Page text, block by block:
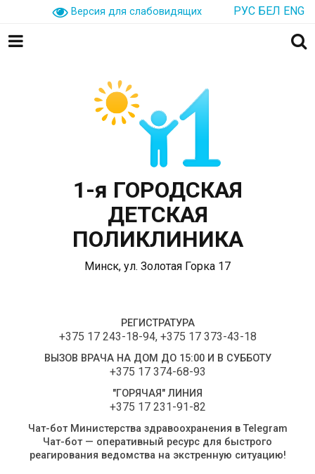
Версия для слабовидящих РУС БЕЛ ENG
1-я ГОРОДСКАЯ
ДЕТСКАЯ
ПОЛИКЛИНИКА
Минск, ул. Золотая Горка 17
РЕГИСТРАТУРА
+375 17 243-18-94, +375 17 373-43-18
ВЫЗОВ ВРАЧА НА ДОМ ДО 15:00 И В СУББОТУ
+375 17 374-68-93
"ГОРЯЧАЯ" ЛИНИЯ
+375 17 231-91-82
Чат-бот Министерства здравоохранения в Telegram
Чат-бот — оперативный ресурс для быстрого
реагирования ведомства на экстренную ситуацию!